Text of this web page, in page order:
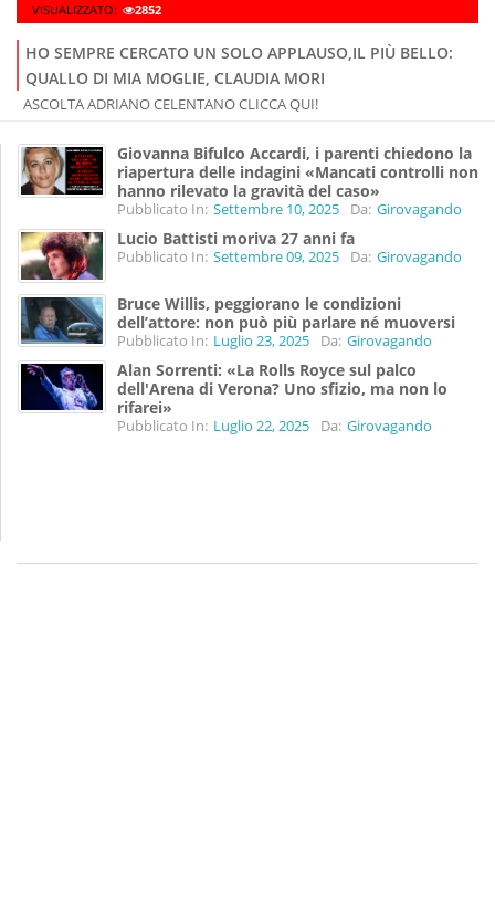
VISUALIZZATO:
2852
HO SEMPRE CERCATO UN SOLO APPLAUSO,IL PIÙ BELLO:
QUALLO DI MIA MOGLIE, CLAUDIA MORI
ASCOLTA ADRIANO CELENTANO CLICCA QUI!
Giovanna Bifulco Accardi, i parenti chiedono la
riapertura delle indagini «Mancati controlli non
hanno rilevato la gravità del caso»
Pubblicato In: Settembre 10, 2025 Da: Girovagando
Lucio Battisti moriva 27 anni fa
Pubblicato In: Settembre 09, 2025 Da: Girovagando
Bruce Willis, peggiorano le condizioni
dell’attore: non può più parlare né muoversi
Pubblicato In: Luglio 23, 2025 Da: Girovagando
Alan Sorrenti: «La Rolls Royce sul palco
dell'Arena di Verona? Uno sfizio, ma non lo
rifarei»
Pubblicato In: Luglio 22, 2025 Da: Girovagando